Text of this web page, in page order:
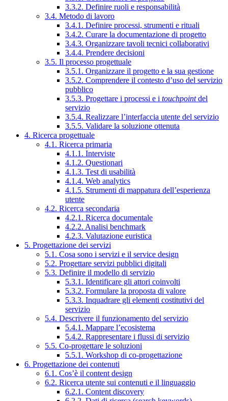
3.3.2. Definire ruoli e responsabilità
3.4. Metodo di lavoro
3.4.1. Definire processi, strumenti e rituali
3.4.2. Curare la documentazione di progetto
3.4.3. Organizzare tavoli tecnici collaborativi
3.4.4. Prendere decisioni
3.5. Il processo progettuale
3.5.1. Organizzare il progetto e la sua gestione
3.5.2. Comprendere il contesto d’uso del servizio
pubblico
3.5.3. Progettare i processi e i touchpointdel
servizio
3.5.4. Realizzare l’interfaccia utente del servizio
3.5.5. Validare la soluzione ottenuta
4. Ricerca progettuale
4.1. Ricerca primaria
4.1.1. Interviste
4.1.2. Questionari
4.1.3. Test di usabilità
4.1.4. Web analytics
4.1.5. Strumenti di mappatura dell’esperienza
utente
4.2. Ricerca secondaria
4.2.1. Ricerca documentale
4.2.2. Analisi benchmark
4.2.3. Valutazione euristica
5. Progettazione dei servizi
5.1. Cosa sono i servizi e il service design
5.2. Progettare servizi pubblici digitali
5.3. Definire il modello di servizio
5.3.1. Identificare gli attori coinvolti
5.3.2. Formulare la proposta di valore
5.3.3. Inquadrare gli elementi costitutivi del
servizio
5.4. Descrivere il funzionamento del servizio
5.4.1. Mappare l’ecosistema
5.4.2. Rappresentare i flussi di servizio
5.5. Co-progettare le soluzioni
5.5.1. Workshop di co-progettazione
6. Progettazione dei contenuti
6.1. Cos’è il content design
6.2. Ricerca utente sui contenuti e il linguaggio
6.2.1. Content discovery